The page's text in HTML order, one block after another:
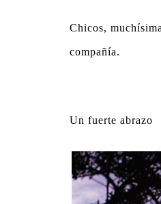
Chicos,
compañía.
Un fuerte abrazo